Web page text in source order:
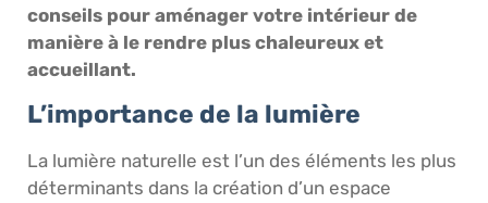
conseils pour aménager votre intérieur de
manière à le rendre plus chaleureux et
accueillant.
L’importance de la lumière
La lumière naturelle est l’un des éléments les plus
déterminants dans la création d’un espace